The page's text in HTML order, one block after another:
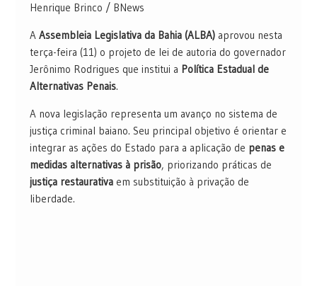
Henrique Brinco / BNews
A Assembleia Legislativa da Bahia (ALBA)aprovou nesta
terça-feira (11) o projeto de lei de autoria do governador
Jerônimo Rodrigues que institui a Política Estadual de
Alternativas Penais.
A nova legislação representa um avanço no sistema de
justiça criminal baiano. Seu principal objetivo é orientar e
integrar as ações do Estado para a aplicação de penas e
medidas alternativas à prisão, priorizando práticas de
justiça restaurativaem substituição à privação de
liberdade.